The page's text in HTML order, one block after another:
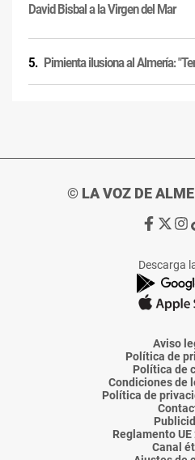
David Bisbal a la Virgen del Mar
Pimienta ilusiona al Almería:
© LA VOZ DE
Ir
de
La
Voz
Almería
Ir
de
La
Voz
Descarga
Aviso
Política de
Política de
Condiciones de
Política de
Reglamento
Canal